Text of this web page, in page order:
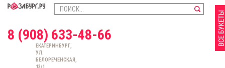
8 (908) 633-48-66
ЕКАТЕРИНБУРГ,
УЛ.
БЕЛОРЕЧЕНСКАЯ,
13/1